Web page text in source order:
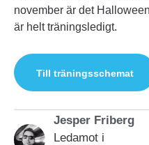
november är det
är helt träningsledigt.
Till träningsschemat
Jesper Friberg
Ledamot i